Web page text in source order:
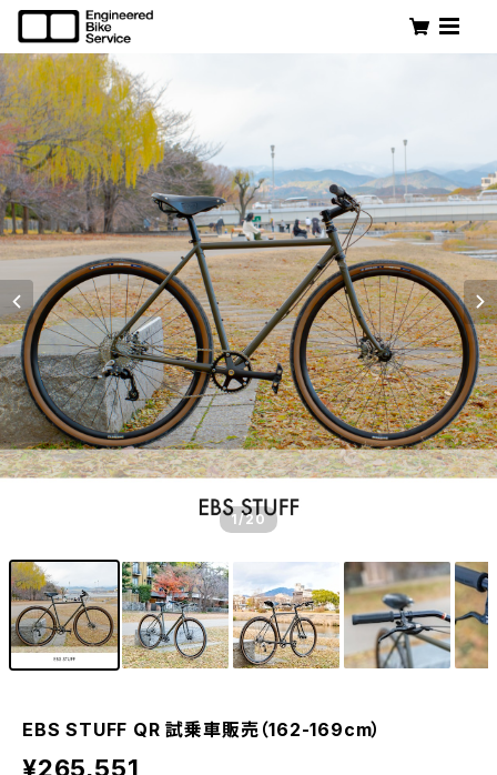
1 /20
EBS STUFF QR 試乗車販売（162-169cm）
¥265,551